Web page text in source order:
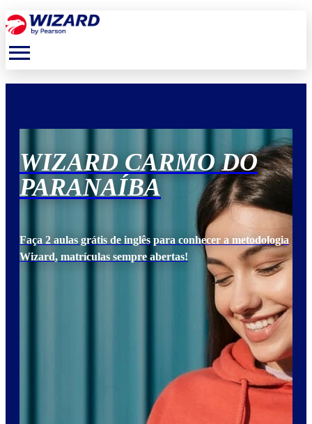
menu
WIZARD CARMO DO
PARANAÍBA
Faça 2 aulas grátis de inglês para conhecer a metodologia
Wizard, matrículas sempre abertas!